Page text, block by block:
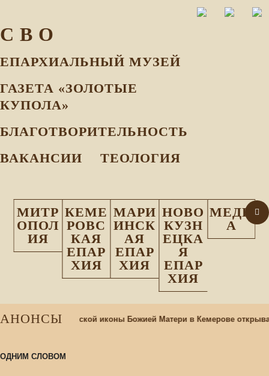
С В О
ЕПАРХИАЛЬНЫЙ МУЗEЙ
ГАЗЕТА «ЗОЛОТЫЕ
КУПОЛА»
БЛАГОТВОРИТЕЛЬНОСТЬ
ВАКАНСИИ
ТЕОЛОГИЯ
МИТР
ОПОЛ
ИЯ
КЕМЕ
РОВС
КАЯ
ЕПАР
ХИЯ
МАРИ
ИНСК
АЯ
ЕПАР
ХИЯ
НОВО
КУЗН
ЕЦКА
Я
ЕПАР
ХИЯ
МЕДИ
А
АНОНСЫ
При храме Казанской иконы Божией Матери в Кемерове
ОДНИМ СЛОВОМ